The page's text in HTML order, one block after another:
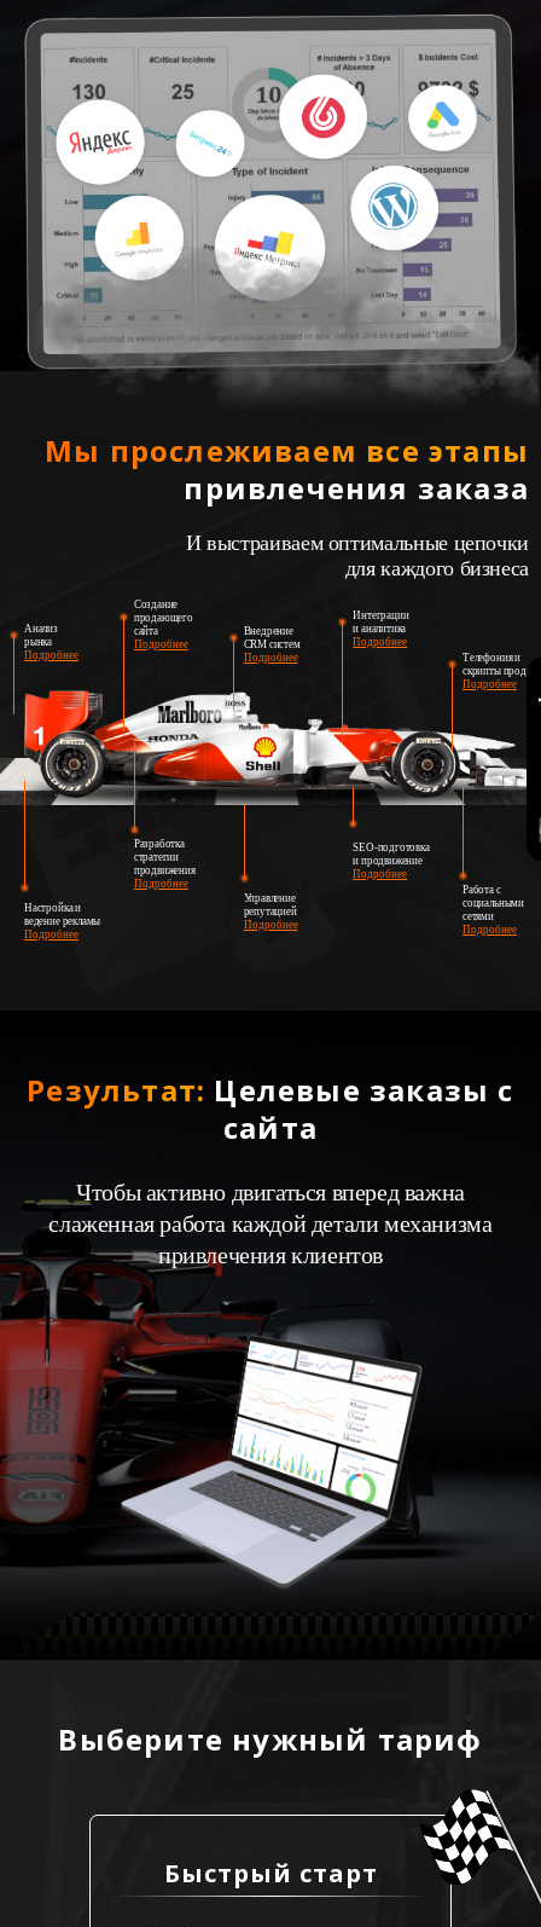
Мы прослеживаем все этапы
привлечения заказа
И выстраиваем оптимальные цепочки
для каждого бизнеса
Анализ
рынка
Подробнее
Создание
продающего
сайта
Подробнее
Внедрение
CRM систем
Подробнее
Интеграции
и аналитика
Подробнее
Телефония и
скрипты продаж
Подробнее
Настройка и
ведение рекламы
Подробнее
Разработка
стратегии
продвижения
Подробнее
Управление
репутацией
Подробнее
SEO-подготовка
и продвижение
Подробнее
Работа с
социальными
сетями
Подробнее
Результат: Целевые заказы с
сайта
Чтобы активно двигаться вперед важна
слаженная работа каждой детали механизма
привлечения клиентов
Выберите нужный тариф
Быстрый старт